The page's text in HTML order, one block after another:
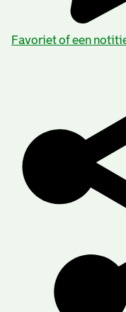
Algemeen bestuur
Archiefvormer(s):
Ambacht en
Gemeente Kralingen
Favoriet of een